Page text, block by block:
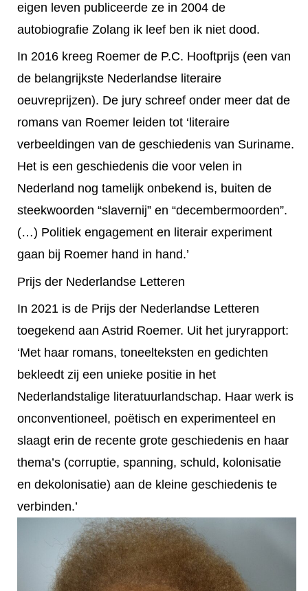
eigen leven publiceerde ze in 2004 de
autobiografie Zolang ik leef ben ik niet dood.
In 2016 kreeg Roemer de P.C. Hooftprijs (een van
de belangrijkste Nederlandse literaire
oeuvreprijzen). De jury schreef onder meer dat de
romans van Roemer leiden tot ‘literaire
verbeeldingen van de geschiedenis van Suriname.
Het is een geschiedenis die voor velen in
Nederland nog tamelijk onbekend is, buiten de
steekwoorden “slavernij” en “decembermoorden”.
(…) Politiek engagement en literair experiment
gaan bij Roemer hand in hand.’
Prijs der Nederlandse Letteren
In 2021 is de Prijs der Nederlandse Letteren
toegekend aan Astrid Roemer. Uit het juryrapport:
‘Met haar romans, toneelteksten en gedichten
bekleedt zij een unieke positie in het
Nederlandstalige literatuurlandschap. Haar werk is
onconventioneel, poëtisch en experimenteel en
slaagt erin de recente grote geschiedenis en haar
thema’s (corruptie, spanning, schuld, kolonisatie
en dekolonisatie) aan de kleine geschiedenis te
verbinden.’